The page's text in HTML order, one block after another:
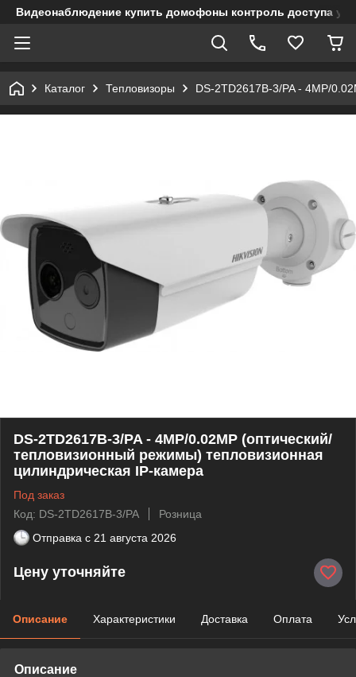
Видеонаблюдение купить домофоны контроль доступа
Каталог Тепловизоры DS-2TD2617B-3/PA - 4MP/
DS-2TD2617B-3/PA - 4MP/0.02MP (оптический/
тепловизионный режимы) тепловизионная
цилиндрическая IP-камера
Под заказ
Код: DS-2TD2617B-3/PA
Розница
Отправка с 21 августа 2026
Цену уточняйте
Описание Характеристики Доставка Оплата
Описание